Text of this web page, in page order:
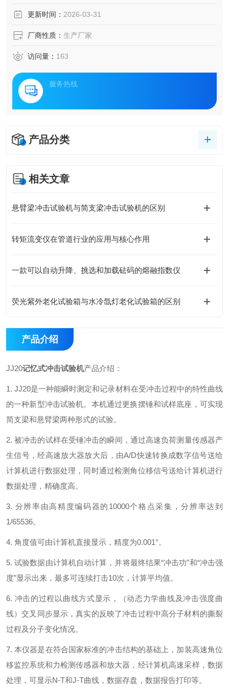
更新时间： 2026-03-31
厂商性质： 生产厂家
访问量： 163
服务热线
产品分类
相关文章
悬臂梁冲击试验机与简支梁冲击试验机的区别
转矩流变仪在管道行业的应用与核心作用
一款可以自动升降、挑选和加载砝码的熔融指数仪
荧光紫外老化试验箱与水冷氙灯老化试验箱的区别
产品介绍
JJ20记忆式冲击试验机产品介绍：
1. JJ20是一种能瞬时测定和记录材料在受冲击过程中的特性曲线
的一种新型冲击试验机。本机通过更换摆锤和试样底座，可实现
简支梁和悬臂梁两种形式的试验。
2. 被冲击的试样在受锤冲击的瞬间，通过高速负荷测量传感器产
生信号，经高速放大器放大后，由A/D快速转换成数字信号送给
计算机进行数据处理，同时通过检测角位移信号送给计算机进行
数据处理，精确度高。
3. 分辨率由高精度编码器的10000个格点采集，分辨率达到
1/65536。
4. 角度值可由计算机直接显示，精度为0.001°。
5. 试验数据由计算机自动计算，并将最终结果“冲击功”和“冲击强
度”显示出来，最多可连续打击10次，计算平均值。
6. 冲击的过程以曲线方式显示，（动态力学曲线及冲击强度曲
线）交叉同步显示，真实的反映了冲击过程中高分子材料的撕裂
过程及分子变化情况。
7. 本仪器是在符合国家标准的冲击结构的基础上，加装高速角位
移监控系统和力检测传感器和放大器，经计算机高速采样，数据
处理，可显示N-T和J-T曲线，数据存盘，数据报告打印等。